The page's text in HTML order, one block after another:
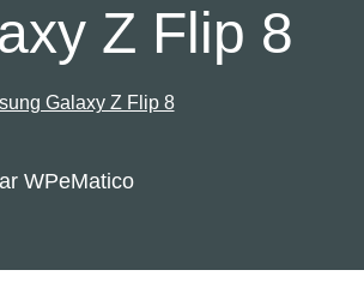
Z Flip 8
Galaxy Z Flip 8
WPeMatico